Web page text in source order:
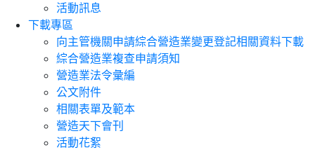
活動訊息
下載專區
向主管機關申請綜合營造業變更登記相關資料下載
綜合營造業複查申請須知
營造業法令彙編
公文附件
相關表單及範本
營造天下會刊
活動花絮